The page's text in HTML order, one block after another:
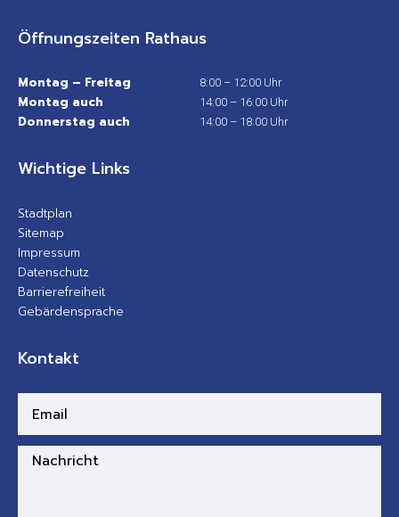
Öffnungszeiten Rathaus
Montag – Freitag 8:00 – 12:00 Uhr
Montag auch 14:00 – 16:00 Uhr
Donnerstag auch 14:00 – 18:00 Uhr
Wichtige Links
Stadtplan
Sitemap
Impressum
Datenschutz
Barrierefreiheit
Gebärdensprache
Kontakt